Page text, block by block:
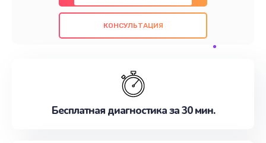
также гарантируем качество всех
проведенных работ. Наша цель - предоставить
наилучшим образом. Не медлите записаться на
КОНСУЛЬТАЦИЯ
Бесплатная диагностика за 30 мин.